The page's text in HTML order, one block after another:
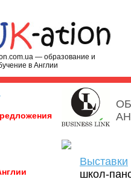
— образование и
в Англии
Выставки
школ-